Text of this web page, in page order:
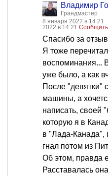
Владимир
Грандмастер
8 января 2022 в 14:21
2022 в 14:21
Спасибо за
Я тоже
воспоминания...
уже было, а как
После "девятки"
машины, а
написать, своей
которую я в
в "Лада-Канада",
гнал потом из
Об этом, правда
Расставалась